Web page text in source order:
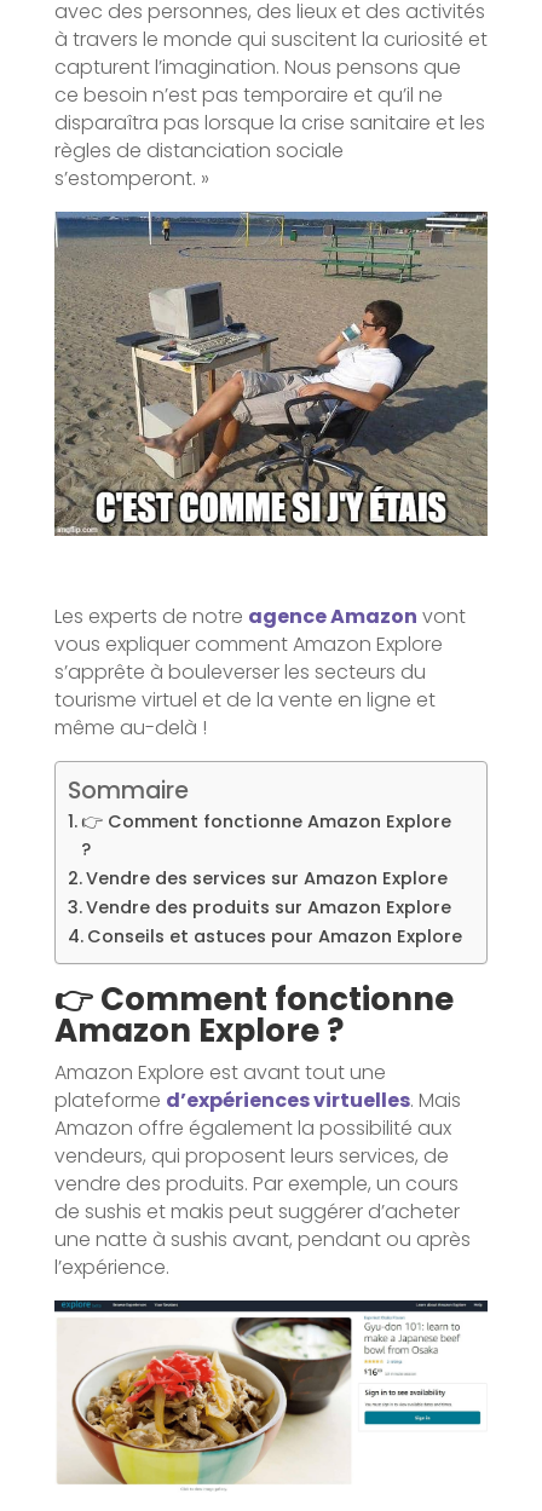
avec des personnes, des lieux et des activités
à travers le monde qui suscitent la curiosité et
capturent l’imagination. Nous pensons que
ce besoin n’est pas temporaire et qu’il ne
disparaîtra pas lorsque la crise sanitaire et les
règles de distanciation sociale
s’estomperont. »
Les experts de notre agence Amazon vont
vous expliquer comment Amazon Explore
s’apprête à bouleverser les secteurs du
tourisme virtuel et de la vente en ligne et
même au-delà !
Sommaire
👉 Comment fonctionne Amazon Explore
?
Vendre des services sur Amazon Explore
Vendre des produits sur Amazon Explore
Conseils et astuces pour Amazon Explore
👉 Comment fonctionne
Amazon Explore ?
Amazon Explore est avant tout une
plateforme d’expériences virtuelles. Mais
Amazon offre également la possibilité aux
vendeurs, qui proposent leurs services, de
vendre des produits. Par exemple, un cours
de sushis et makis peut suggérer d’acheter
une natte à sushis avant, pendant ou après
l’expérience.